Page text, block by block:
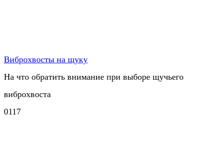
Виброхвосты на щуку
На что обратить внимание при выборе щучьего
виброхвоста
0117